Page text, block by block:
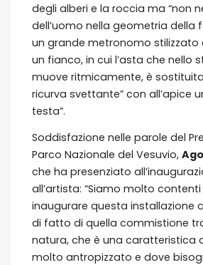
degli alberi e la roccia ma “non
dell’uomo nella geometria della
un grande metronomo stilizzato
un fianco, in cui l’asta che nello
muove ritmicamente, è
ricurva svettante” con all’apice
testa”.
Soddisfazione nelle parole del
Parco Nazionale del Vesuvio,
che ha presenziato
all’artista: “Siamo molto
inaugurare questa installazione
di fatto di quella commistione
natura, che è una caratteristica
molto antropizzato e dove